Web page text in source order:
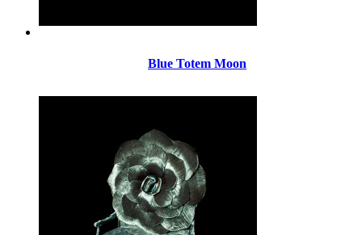
Blue Totem Moon